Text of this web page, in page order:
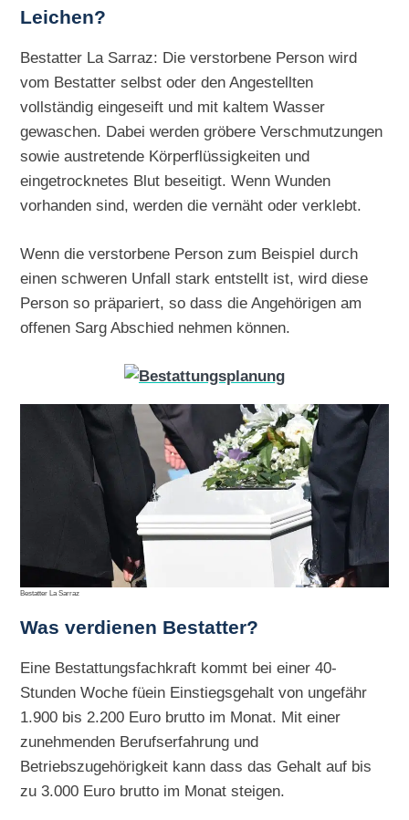
Leichen?
Bestatter La Sarraz: Die verstorbene Person wird
vom Bestatter selbst oder den Angestellten
vollständig eingeseift und mit kaltem Wasser
gewaschen. Dabei werden gröbere Verschmutzungen
sowie austretende Körperflüssigkeiten und
eingetrocknetes Blut beseitigt. Wenn Wunden
vorhanden sind, werden die vernäht oder verklebt.
Wenn die verstorbene Person zum Beispiel durch
einen schweren Unfall stark entstellt ist, wird diese
Person so präpariert, so dass die Angehörigen am
offenen Sarg Abschied nehmen können.
Bestatter La Sarraz
Was verdienen Bestatter?
Eine Bestattungsfachkraft kommt bei einer 40-
Stunden Woche füein Einstiegsgehalt von ungefähr
1.900 bis 2.200 Euro brutto im Monat. Mit einer
zunehmenden Berufserfahrung und
Betriebszugehörigkeit kann dass das Gehalt auf bis
zu 3.000 Euro brutto im Monat steigen.